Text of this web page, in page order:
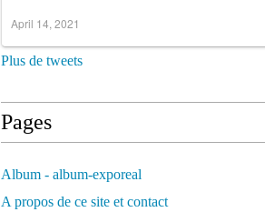
April 14, 2021
Plus de tweets
Pages
Album - album-exporeal
A propos de ce site et contact